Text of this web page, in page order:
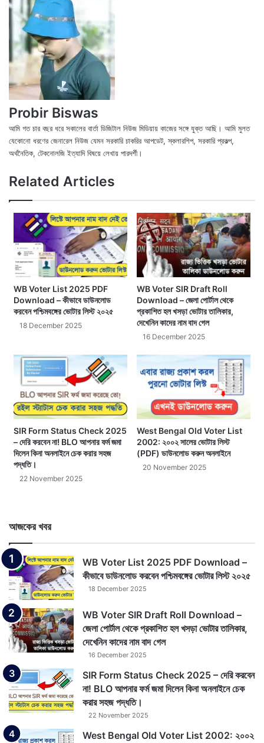
Probir Biswas
আমি গত চার বছর ধরে সকালের বার্তা ডিজিটাল নিউজ মিডিয়ায় কাজের সঙ্গে যুক্ত আছি। আমি মুলত
যেকোনো ধরণের জেনারেল নিউজ যেমন সরকারি চাকরির আপডেট, স্কলারশিপ, সরকারি প্রকল্প,
অর্থনৈতিক, টেকনোলজি ইত্যাদি বিষয়ে লেখায় পারদর্শী।
Related Articles
WB Voter List 2025 PDF
Download – কীভাবে ডাউনলোড
করবেন পশ্চিমবঙ্গের ভোটার লিস্ট ২০২৫
18 December 2025
WB Voter SIR Draft Roll
Download – জেলা পোর্টাল থেকে
প্রকাশিত হল খসড়া ভোটার তালিকার,
দেখেনিন কাদের নাম বাদ গেল
16 December 2025
SIR Form Status Check 2025
– দেরি করবেন না! BLO আপনার ফর্ম জমা
দিলেন কিনা অনলাইনে চেক করার সহজ
পদ্ধতি।
22 November 2025
West Bengal Old Voter List
2002: ২০০২ সালের ভোটার লিস্ট
(PDF) ডাউনলোড করুন অনলাইনে
20 November 2025
আজকের খবর
WB Voter List 2025 PDF Download –
কীভাবে ডাউনলোড করবেন পশ্চিমবঙ্গের ভোটার লিস্ট ২০২৫
18 December 2025
WB Voter SIR Draft Roll Download –
জেলা পোর্টাল থেকে প্রকাশিত হল খসড়া ভোটার তালিকার,
দেখেনিন কাদের নাম বাদ গেল
16 December 2025
SIR Form Status Check 2025 – দেরি করবেন
না! BLO আপনার ফর্ম জমা দিলেন কিনা অনলাইনে চেক
করার সহজ পদ্ধতি।
22 November 2025
West Bengal Old Voter List 2002: ২০০২